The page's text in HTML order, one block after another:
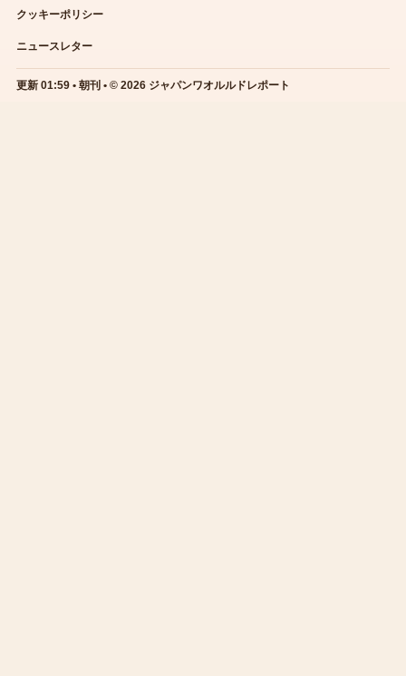
クッキーポリシー
ニュースレター
更新 01:59 • 朝刊 • © 2026 ジャパンワオルルドレポート